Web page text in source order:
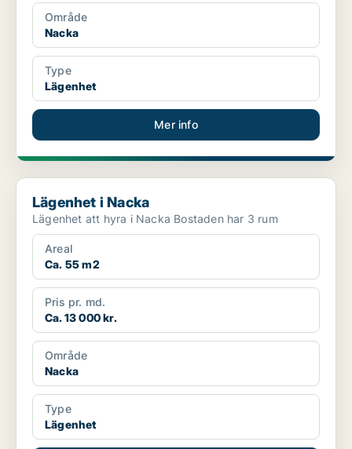
Område
Nacka
Type
Lägenhet
Mer info
Lägenhet i Nacka
Lägenhet i Nacka
Lägenhet att hyra i Nacka Bostaden har 3 rum
Areal
Ca. 55 m2
Pris pr. md.
Ca. 13 000 kr.
Område
Nacka
Type
Lägenhet